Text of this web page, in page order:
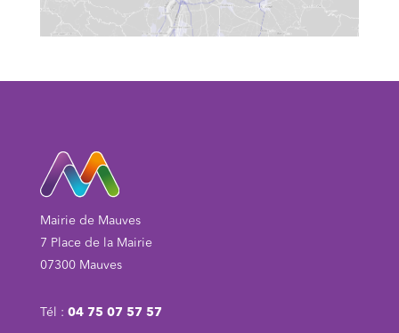
Mairie de Mauves
7 Place de la Mairie
07300 Mauves
Tél : 04 75 07 57 57